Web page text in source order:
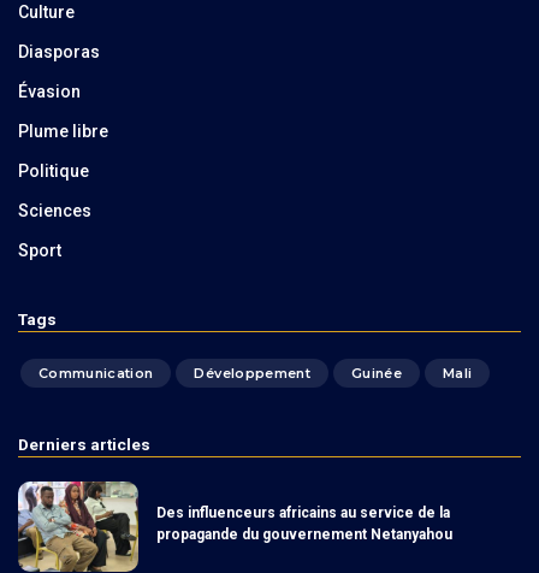
Culture
Diasporas
Évasion
Plume libre
Politique
Sciences
Sport
Tags
Communication Développement Guinée Mali
Derniers articles
Des influenceurs africains au service de la
propagande du gouvernement Netanyahou